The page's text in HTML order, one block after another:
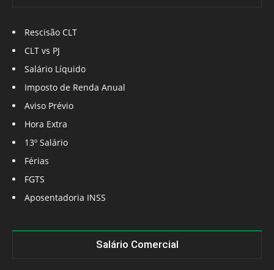
Rescisão CLT
CLT vs PJ
Salário Líquido
Imposto de Renda Anual
Aviso Prévio
Hora Extra
13º Salário
Férias
FGTS
Aposentadoria INSS
Salário Comercial